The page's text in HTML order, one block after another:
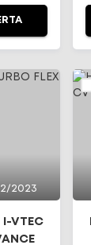
2023
I-VTEC